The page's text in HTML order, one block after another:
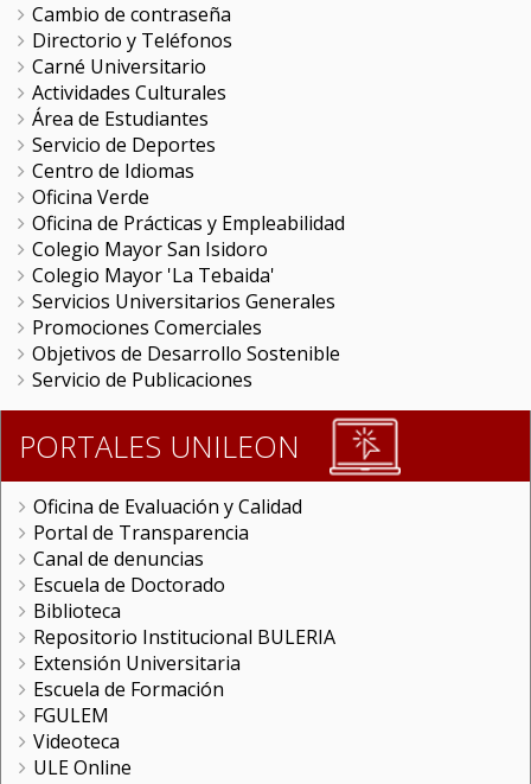
Cambio de contraseña
Directorio y Teléfonos
Carné Universitario
Actividades Culturales
Área de Estudiantes
Servicio de Deportes
Centro de Idiomas
Oficina Verde
Oficina de Prácticas y Empleabilidad
Colegio Mayor San Isidoro
Colegio Mayor 'La Tebaida'
Servicios Universitarios Generales
Promociones Comerciales
Objetivos de Desarrollo Sostenible
Servicio de Publicaciones
PORTALES UNILEON
Oficina de Evaluación y Calidad
Portal de Transparencia
Canal de denuncias
Escuela de Doctorado
Biblioteca
Repositorio Institucional BULERIA
Extensión Universitaria
Escuela de Formación
FGULEM
Videoteca
ULE Online